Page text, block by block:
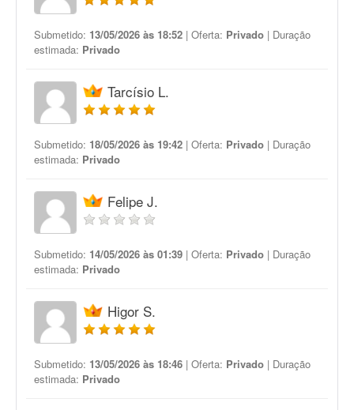
Submetido: 13/05/2026 às 18:52 | Oferta: Privado | Duração
estimada: Privado
Tarcísio L.
Submetido: 18/05/2026 às 19:42 | Oferta: Privado | Duração
estimada: Privado
Felipe J.
Submetido: 14/05/2026 às 01:39 | Oferta: Privado | Duração
estimada: Privado
Higor S.
Submetido: 13/05/2026 às 18:46 | Oferta: Privado | Duração
estimada: Privado